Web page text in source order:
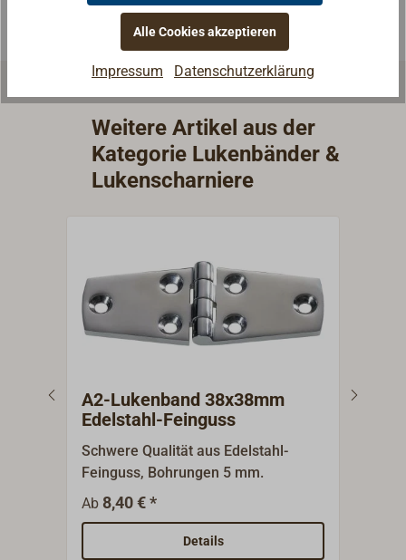
Weitere Artikel aus der
Kategorie Lukenbänder &
Lukenscharniere
A2-Lukenband 38x38mm
Edelstahl-Feinguss
Schwere Qualität aus Edelstahl-
Feinguss, Bohrungen 5 mm.
Ab 8,40 € *
Details
Alle Cookies akzeptieren
Impressum Datenschutzerklärung